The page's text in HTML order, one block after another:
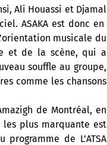
Ali Houassi et Djamal
ASAKA est donc en
musicale du
et de la scène, qui a
souffle au groupe,
comme les chansons
de Montréal, en
les plus marquante est
de L’ATSA